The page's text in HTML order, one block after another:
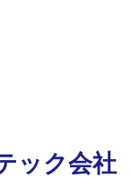
ック会社